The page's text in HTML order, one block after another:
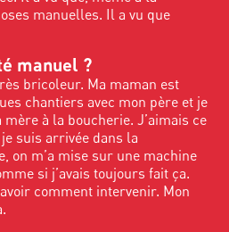
manuelles. Il a vu que
manuel ?
bricoleur. Ma maman est
chantiers avec mon père et je
à la boucherie. J’aimais ce
suis arrivée dans la
on m’a mise sur une machine
si j’avais toujours fait ça.
comment intervenir. Mon